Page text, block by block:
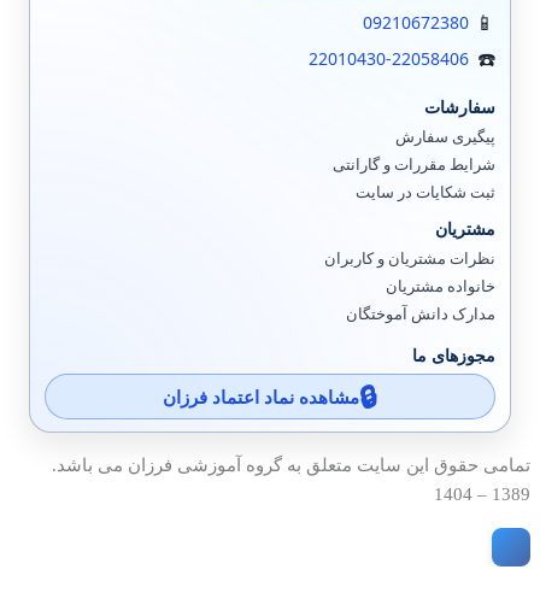
09210672380
22010430-22058406
سفارشات
پیگیری سفارش
شرایط مقررات و گارانتی
ثبت شکایات در سایت
مشتریان
نظرات مشتریان و کاربران
خانواده مشتریان
مدارک دانش آموختگان
مجوزهای ما
مشاهده نماد اعتماد فرزان
تمامی حقوق این سایت متعلق به گروه آموزشی فرزان می باشد.
1389 – 1404